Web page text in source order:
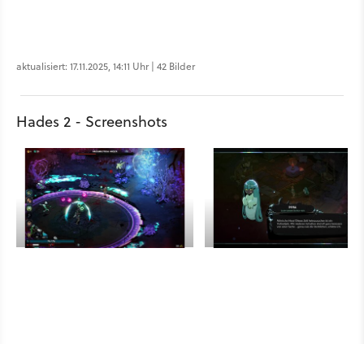
aktualisiert: 17.11.2025, 14:11 Uhr | 42 Bilder
Hades 2 - Screenshots